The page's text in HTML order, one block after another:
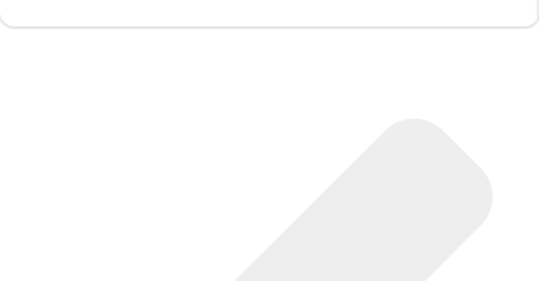
Sao Hạ